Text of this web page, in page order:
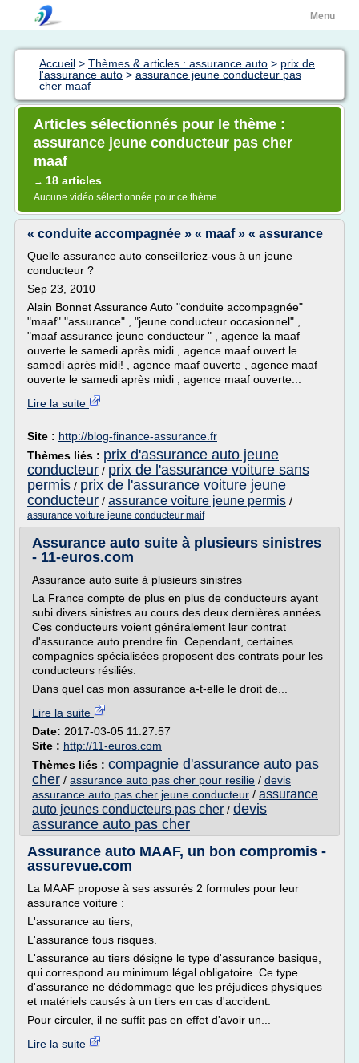
Menu
Accueil > Thèmes & articles : assurance auto > prix de
l'assurance auto > assurance jeune conducteur pas
cher maaf
Articles sélectionnés pour le thème :
assurance jeune conducteur pas cher
maaf
→ 18 articles
Aucune vidéo sélectionnée pour ce thème
« conduite accompagnée » « maaf » « assurance
Quelle assurance auto conseilleriez-vous à un jeune
conducteur ?
Sep 23, 2010
Alain Bonnet Assurance Auto "conduite accompagnée"
"maaf" "assurance" , "jeune conducteur occasionnel" ,
"maaf assurance jeune conducteur " , agence la maaf
ouverte le samedi après midi , agence maaf ouvert le
samedi après midi! , agence maaf ouverte , agence maaf
ouverte le samedi après midi , agence maaf ouverte...
Lire la suite
Site : http://blog-finance-assurance.fr
Thèmes liés : prix d'assurance auto jeune
conducteur / prix de l'assurance voiture sans
permis / prix de l'assurance voiture jeune
conducteur / assurance voiture jeune permis /
assurance voiture jeune conducteur maif
Assurance auto suite à plusieurs sinistres
- 11-euros.com
Assurance auto suite à plusieurs sinistres
La France compte de plus en plus de conducteurs ayant
subi divers sinistres au cours des deux dernières années.
Ces conducteurs voient généralement leur contrat
d'assurance auto prendre fin. Cependant, certaines
compagnies spécialisées proposent des contrats pour les
conducteurs résiliés.
Dans quel cas mon assurance a-t-elle le droit de...
Lire la suite
Date: 2017-03-05 11:27:57
Site : http://11-euros.com
Thèmes liés : compagnie d'assurance auto pas
cher / assurance auto pas cher pour resilie / devis
assurance auto pas cher jeune conducteur / assurance
auto jeunes conducteurs pas cher / devis
assurance auto pas cher
Assurance auto MAAF, un bon compromis -
assurevue.com
La MAAF propose à ses assurés 2 formules pour leur
assurance voiture :
L'assurance au tiers;
L'assurance tous risques.
L'assurance au tiers désigne le type d'assurance basique,
qui correspond au minimum légal obligatoire. Ce type
d'assurance ne dédommage que les préjudices physiques
et matériels causés à un tiers en cas d'accident.
Pour circuler, il ne suffit pas en effet d'avoir un...
Lire la suite